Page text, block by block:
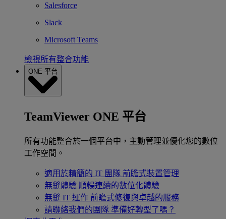
Salesforce
Slack
Microsoft Teams
檢視所有整合功能
ONE 平台
TeamViewer ONE 平台
所有功能整合於一個平台中，主動管理並優化您的數位
工作空間。
適用於精簡的 IT 團隊 前瞻式裝置管理
無縫體驗 順暢連續的數位化體驗
無縫 IT 運作 前瞻式修復與卓越的服務
請聯絡我們的團隊 準備好轉型了嗎？